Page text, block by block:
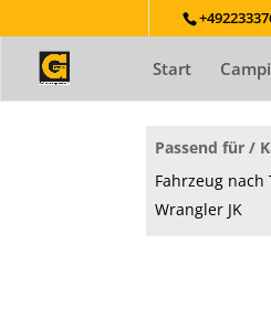
Start
Passend für /
Fahrzeug nach
Wrangler JK